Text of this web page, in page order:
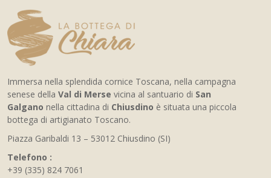
Immersa nella splendida cornice Toscana, nella campagna
senese della Val di Merse vicina al santuario di San
Galgano nella cittadina di Chiusdino è situata una piccola
bottega di artigianato Toscano.
Piazza Garibaldi 13 – 53012 Chiusdino (SI)
Telefono :
+39 (335) 824 7061